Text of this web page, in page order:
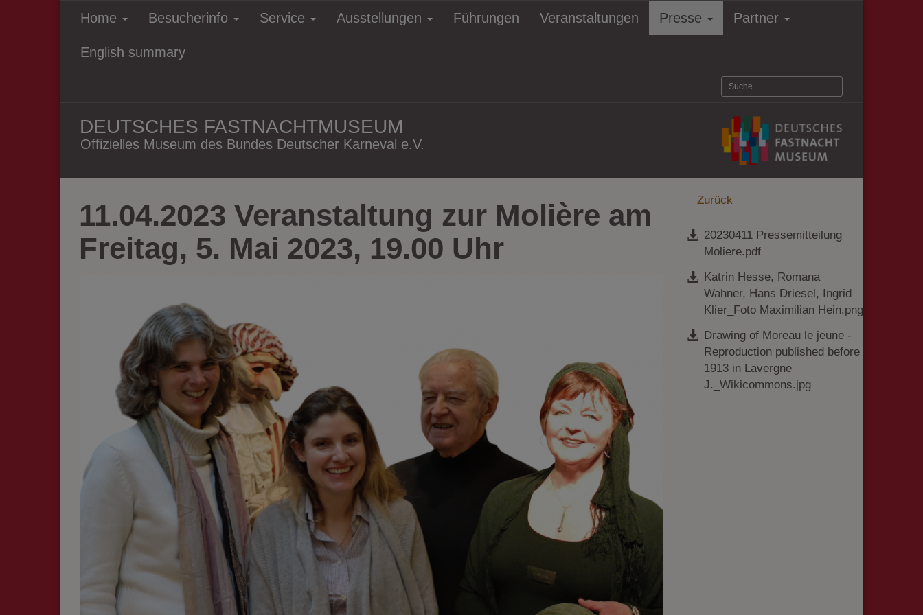
Home Besucherinfo Service Ausstellungen Führungen Veranstaltungen Presse Partner
English summary
DEUTSCHES FASTNACHTMUSEUM
Offizielles Museum des Bundes Deutscher Karneval e.V.
11.04.2023 Veranstaltung zur Molière am
Freitag, 5. Mai 2023, 19.00 Uhr
Zurück
20230411 Pressemitteilung
Moliere.pdf
Katrin Hesse, Romana
Wahner, Hans Driesel, Ingrid
Klier_Foto Maximilian Hein.png
Drawing of Moreau le jeune -
Reproduction published before
1913 in Lavergne
J._Wikicommons.jpg